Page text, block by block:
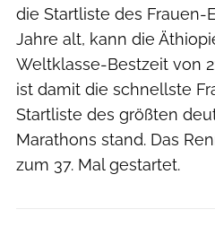
die Startliste des Frauen-
Jahre alt, kann die
Weltklasse-Bestzeit von
ist damit die schnellste
Startliste des größten
Marathons stand. Das
zum 37. Mal gestartet.